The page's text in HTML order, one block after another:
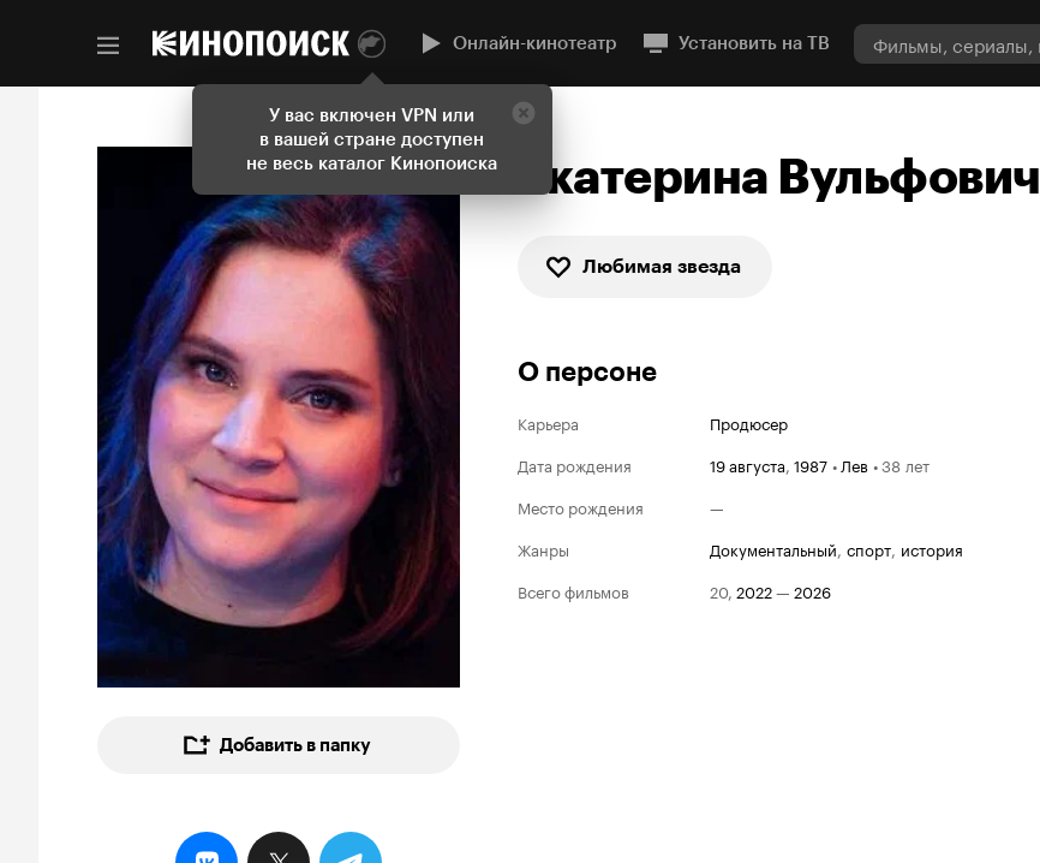
У вас включен VPN или
в вашей стране доступен
не весь каталог Кинопоиска
Онлайн-кинотеатр Установить на ТВ
Добавить в папку
Екатерина Вульфович
Любимая звезда
О персоне
Карьера
Продюсер
Дата рождения
19 августа, 1987 • Лев •38 лет
Место рождения
—
Жанры
документальный, спорт, история
Всего фильмов
20, 2022— 2026